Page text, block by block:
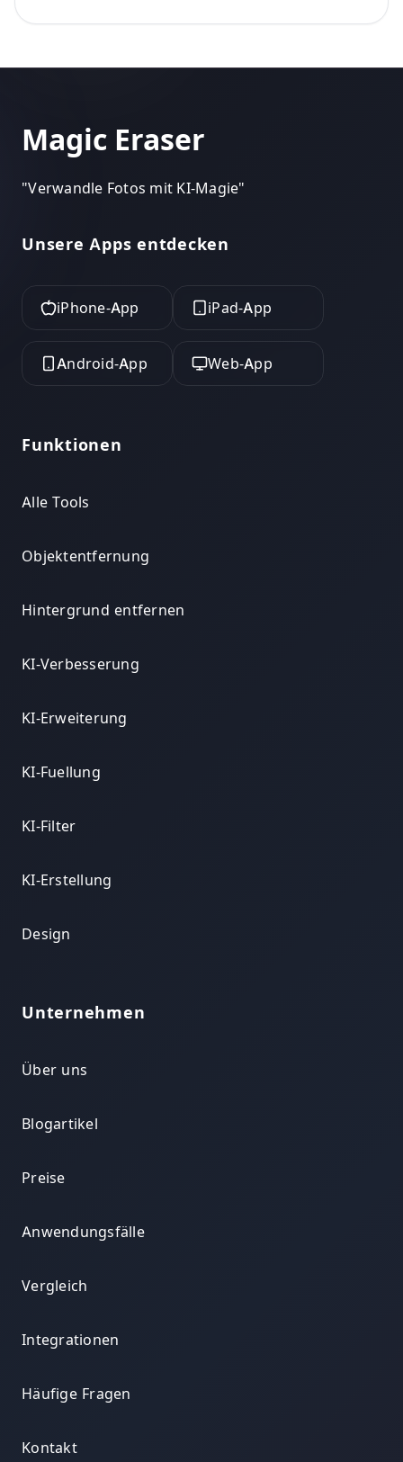
Magic Eraser
"Verwandle Fotos mit KI-Magie"
Unsere Apps entdecken
iPhone-App iPad-App
Android-App Web-App
Funktionen
Alle Tools
Objektentfernung
Hintergrund entfernen
KI-Verbesserung
KI-Erweiterung
KI-Fuellung
KI-Filter
KI-Erstellung
Design
Unternehmen
Über uns
Blogartikel
Preise
Anwendungsfälle
Vergleich
Integrationen
Häufige Fragen
Kontakt